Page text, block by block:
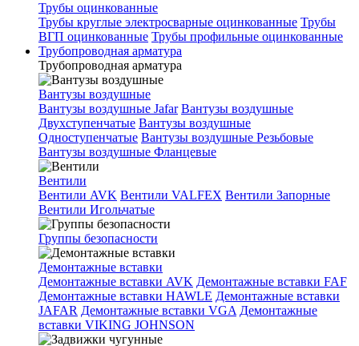
Трубы оцинкованные
Трубы круглые электросварные оцинкованные Трубы
ВГП оцинкованные Трубы профильные оцинкованные
Трубопроводная арматура
Трубопроводная арматура
Вантузы воздушные
Вантузы воздушные Jafar Вантузы воздушные
Двухступенчатые Вантузы воздушные
Одноступенчатые Вантузы воздушные Резьбовые
Вантузы воздушные Фланцевые
Вентили
Вентили AVK Вентили VALFEX Вентили Запорные
Вентили Игольчатые
Группы безопасности
Демонтажные вставки
Демонтажные вставки AVK Демонтажные вставки FAF
Демонтажные вставки HAWLE Демонтажные вставки
JAFAR Демонтажные вставки VGA Демонтажные
вставки VIKING JOHNSON